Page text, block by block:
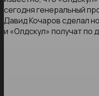
сегодня генеральный
Давид Кочаров сделал
и «Олдскул» получат по